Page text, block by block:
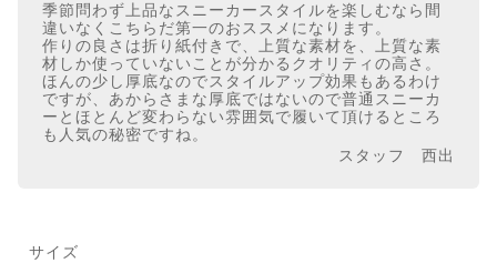
季節問わず上品なスニーカースタイルを楽しむなら間
違いなくこちらだ第一のおススメになります。
作りの良さは折り紙付きで、上質な素材を、上質な素
材しか使っていないことが分かるクオリティの高さ。
ほんの少し厚底なのでスタイルアップ効果もあるわけ
ですが、あからさまな厚底ではないので普通スニーカ
ーとほとんど変わらない雰囲気で履いて頂けるところ
も人気の秘密ですね。
スタッフ 西出
サイズ